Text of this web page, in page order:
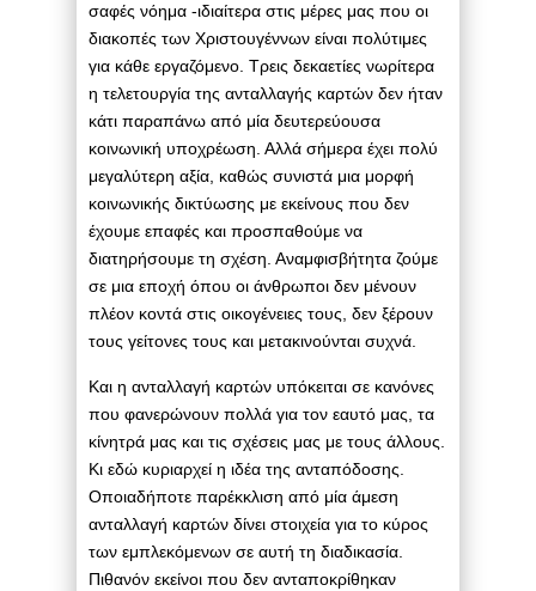
σαφές νόημα -ιδιαίτερα στις μέρες μας που οι
διακοπές των Χριστουγέννων είναι πολύτιμες
για κάθε εργαζόμενο. Τρεις δεκαετίες νωρίτερα
η τελετουργία της ανταλλαγής καρτών δεν ήταν
κάτι παραπάνω από μία δευτερεύουσα
κοινωνική υποχρέωση. Αλλά σήμερα έχει πολύ
μεγαλύτερη αξία, καθώς συνιστά μια μορφή
κοινωνικής δικτύωσης με εκείνους που δεν
έχουμε επαφές και προσπαθούμε να
διατηρήσουμε τη σχέση. Αναμφισβήτητα ζούμε
σε μια εποχή όπου οι άνθρωποι δεν μένουν
πλέον κοντά στις οικογένειες τους, δεν ξέρουν
τους γείτονες τους και μετακινούνται συχνά.
Και η ανταλλαγή καρτών υπόκειται σε κανόνες
που φανερώνουν πολλά για τον εαυτό μας, τα
κίνητρά μας και τις σχέσεις μας με τους άλλους.
Κι εδώ κυριαρχεί η ιδέα της ανταπόδοσης.
Οποιαδήποτε παρέκκλιση από μία άμεση
ανταλλαγή καρτών δίνει στοιχεία για το κύρος
των εμπλεκόμενων σε αυτή τη διαδικασία.
Πιθανόν εκείνοι που δεν ανταποκρίθηκαν